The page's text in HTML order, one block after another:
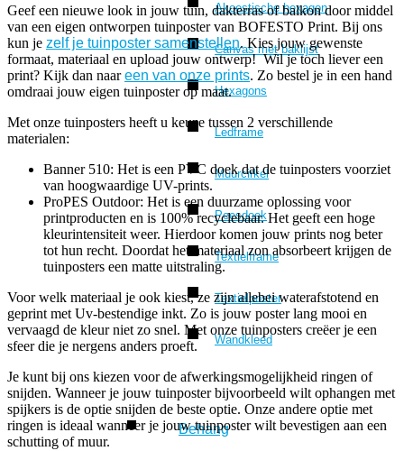
Akoestische hexagon
Canvas met baklijst
Hexagons
Ledframe
Muurcirkel
Peesdoek
Textielframe
Textielposter
Wandkleed
Behang
Geef een nieuwe look in jouw tuin, dakterras of balkon door middel
van een eigen ontworpen tuinposter van BOFESTO Print. Bij ons
kun je zelf je tuinposter samenstellen. Kies jouw gewenste
formaat, materiaal en upload jouw ontwerp! Wil je toch liever een
print? Kijk dan naareen van onze prints. Zo bestel je in een hand
omdraai jouw eigen tuinposter op maat.
Met onze tuinposters heeft u keuze tussen 2 verschillende
materialen:
Banner 510: Het is een PVC doek dat de tuinposters voorziet
van hoogwaardige UV-prints.
ProPES Outdoor: Het is een duurzame oplossing voor
printproducten en is 100% recyclebaar. Het geeft een hoge
kleurintensiteit weer. Hierdoor komen jouw prints nog beter
tot hun recht. Doordat het materiaal zon absorbeert krijgen de
tuinposters een matte uitstraling.
Voor welk materiaal je ook kiest, ze zijn allebei waterafstotend en
geprint met Uv-bestendige inkt. Zo is jouw poster lang mooi en
vervaagd de kleur niet zo snel. Met onze tuinposters creëer je een
sfeer die je nergens anders proeft.
Je kunt bij ons kiezen voor de afwerkingsmogelijkheid ringen of
snijden. Wanneer je jouw tuinposter bijvoorbeeld wilt ophangen met
spijkers is de optie snijden de beste optie. Onze andere optie met
ringen is ideaal wanneer je jouw tuinposter wilt bevestigen aan een
schutting of muur.